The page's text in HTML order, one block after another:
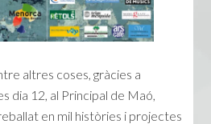
altres coses, gràcies a
dia 12, al Principal de Maó,
en mil històries i projectes